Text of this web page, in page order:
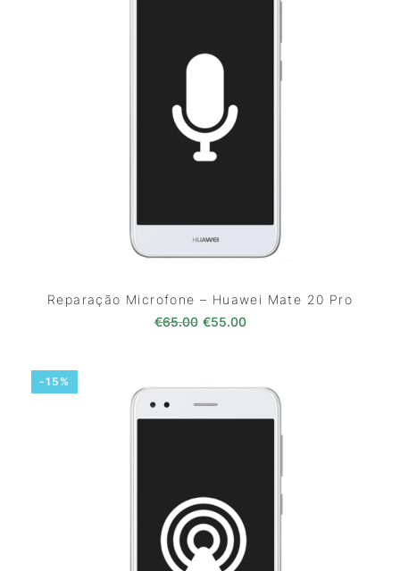
Reparação Microfone – Huawei Mate 20 Pro
€65.00 O preço original era: €65.00.
€55.00O preço atual é:
-15%